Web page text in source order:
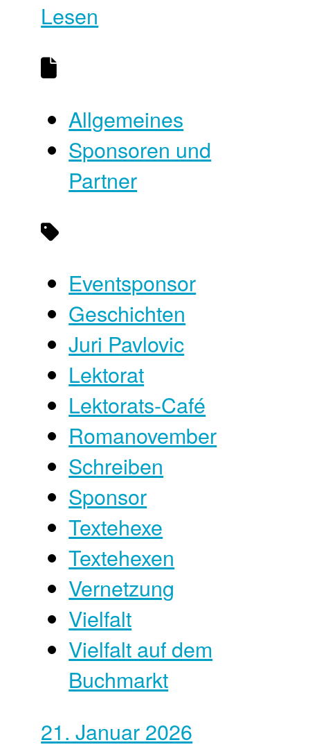
Lesen
Allgemeines
Sponsoren und
Partner
Eventsponsor
Geschichten
Juri Pavlovic
Lektorat
Lektorats-Café
Romanovember
Schreiben
Sponsor
Textehexe
Textehexen
Vernetzung
Vielfalt
Vielfalt auf dem
Buchmarkt
21. Januar 2026